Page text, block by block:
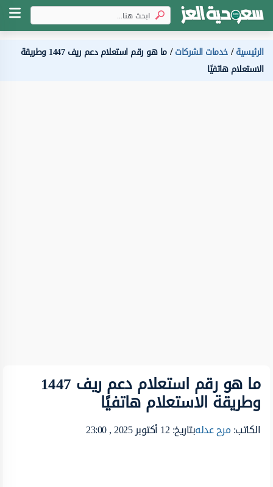
الرئيسية خدمات الشركات
ما هو رقم استعلام دعم ريف 1447 وطريقة
الاستعلام هاتفيًا
ما هو رقم استعلام دعم ريف 1447
وطريقة الاستعلام هاتفيًا
الكاتب:مرح عدلهبتاريخ: 12 أكتوبر 2025 , 23:00